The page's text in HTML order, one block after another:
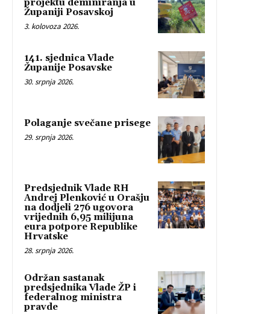
projektu deminiranja u
Županiji Posavskoj
3. kolovoza 2026.
141. sjednica Vlade
Županije Posavske
30. srpnja 2026.
Polaganje svečane prisege
29. srpnja 2026.
Predsjednik Vlade RH
Andrej Plenković u Orašju
na dodjeli 276 ugovora
vrijednih 6,95 milijuna
eura potpore Republike
Hrvatske
28. srpnja 2026.
Održan sastanak
predsjednika Vlade ŽP i
federalnog ministra
pravde